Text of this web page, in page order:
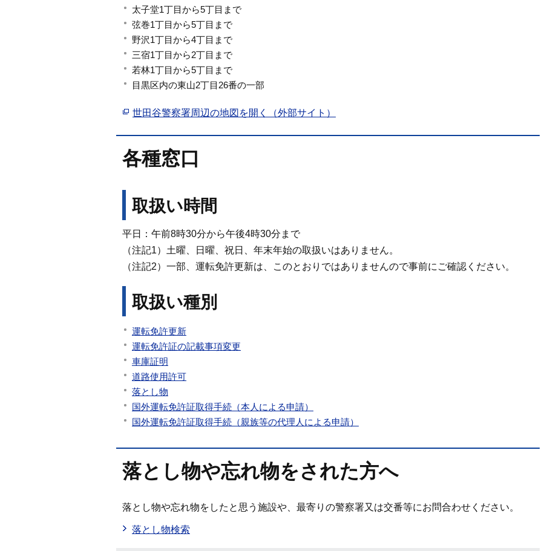
太子堂1丁目から5丁目まで
弦巻1丁目から5丁目まで
野沢1丁目から4丁目まで
三宿1丁目から2丁目まで
若林1丁目から5丁目まで
目黒区内の東山2丁目26番の一部
世田谷警察署周辺の地図を開く（外部サイト）
各種窓口
取扱い時間
平日：午前8時30分から午後4時30分まで
（注記1）土曜、日曜、祝日、年末年始の取扱いはありません。
（注記2）一部、運転免許更新は、このとおりではありませんので事前にご確認ください。
取扱い種別
運転免許更新
運転免許証の記載事項変更
車庫証明
道路使用許可
落とし物
国外運転免許証取得手続（本人による申請）
国外運転免許証取得手続（親族等の代理人による申請）
落とし物や忘れ物をされた方へ
落とし物や忘れ物をしたと思う施設や、最寄りの警察署又は交番等にお問合わせください。
落とし物検索